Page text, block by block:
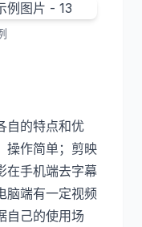
自的特点和优
操作简单；剪映
在手机端去字幕
脑端有一定视频
自己的使用场